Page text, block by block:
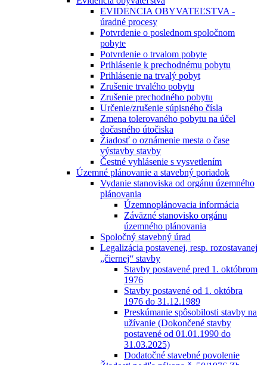
EVIDENCIA OBYVATEĽSTVA -
úradné procesy
Potvrdenie o poslednom spoločnom
pobyte
Potvrdenie o trvalom pobyte
Prihlásenie k prechodnému pobytu
Prihlásenie na trvalý pobyt
Zrušenie trvalého pobytu
Zrušenie prechodného pobytu
Určenie/zrušenie súpisného čísla
Zmena tolerovaného pobytu na účel
dočasného útočiska
Žiadosť o oznámenie mesta o čase
výstavby stavby
Čestné vyhlásenie s vysvetlením
Územné plánovanie a stavebný poriadok
Vydanie stanoviska od orgánu územného
plánovania
Územnoplánovacia informácia
Záväzné stanovisko orgánu
územného plánovania
Spoločný stavebný úrad
Legalizácia postavenej, resp. rozostavanej
„čiernej“ stavby
Stavby postavené pred 1. októbrom
1976
Stavby postavené od 1. októbra
1976 do 31.12.1989
Preskúmanie spôsobilosti stavby na
užívanie (Dokončené stavby
postavené od 01.01.1990 do
31.03.2025)
Dodatočné stavebné povolenie